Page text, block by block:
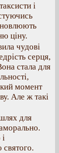
і
ціну.
чудові
серця,
стала для
момент
Але ж такі
для